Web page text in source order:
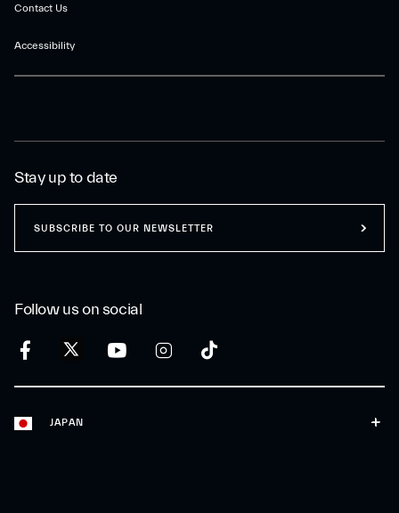
Contact Us
Accessibility
JAPAN
Follow us on social
Stay up to date
SUBSCRIBE TO OUR NEWSLETTER